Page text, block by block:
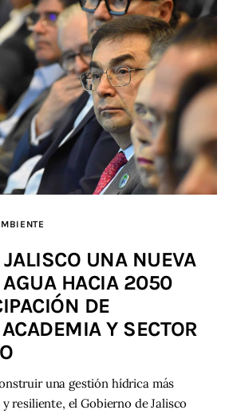
UNA NUEVA
HACIA 2050
DE
Y SECTOR
una gestión hídrica más
resiliente, el Gobierno de Jalisco